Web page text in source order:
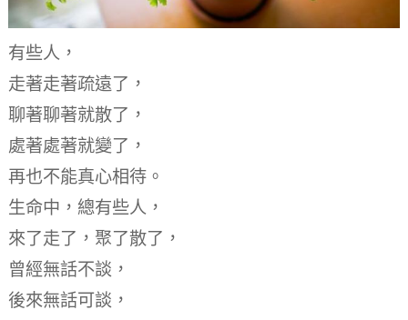
有些人，
走著走著疏遠了，
聊著聊著就散了，
處著處著就變了，
再也不能真心相待。
生命中，總有些人，
來了走了，聚了散了，
曾經無話不談，
後來無話可談，